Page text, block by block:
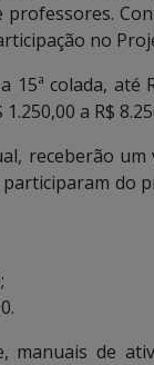
no
colada, até
a R$
receberão
do
de